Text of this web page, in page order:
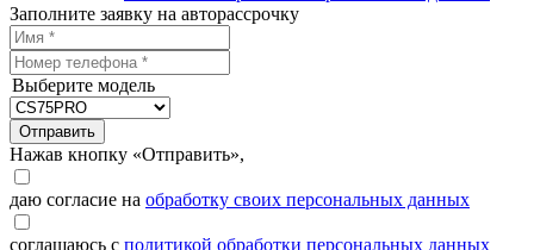
Заполните заявку на авторассрочку
Выберите модель
Отправить
Нажав кнопку «Отправить»,
даю согласие на обработку своих персональных данных
соглашаюсь с политикой обработки персональных данных